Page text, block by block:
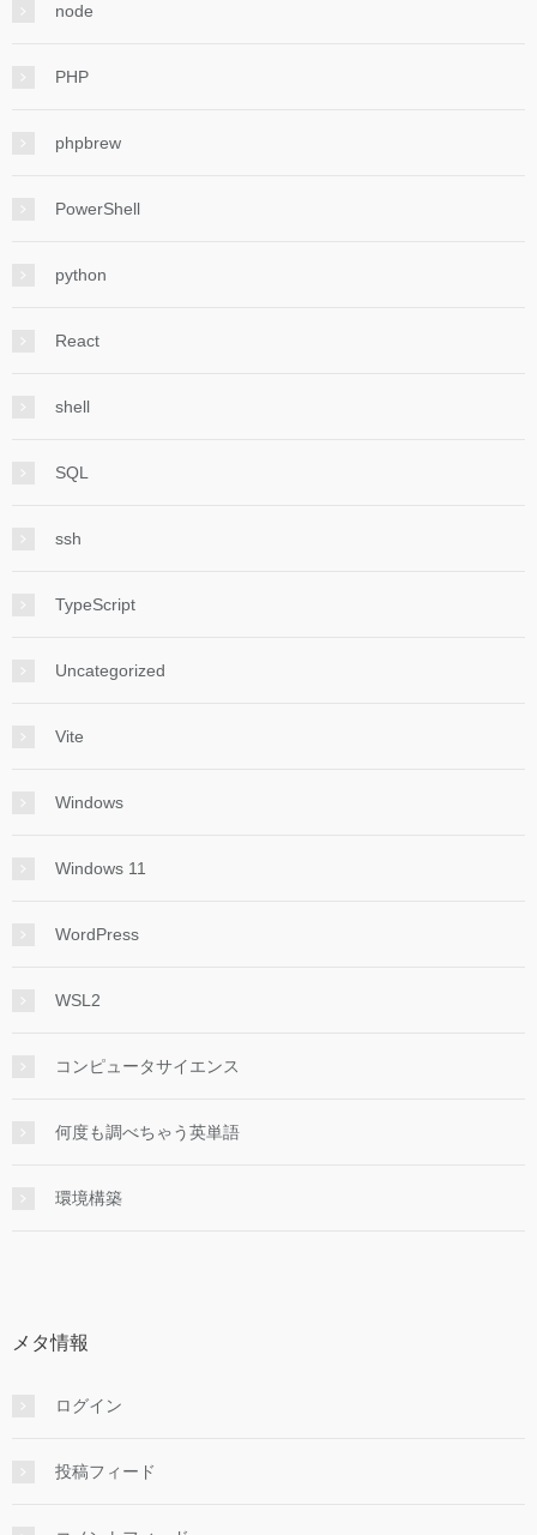
node
PHP
phpbrew
PowerShell
python
React
shell
SQL
ssh
TypeScript
Uncategorized
Vite
Windows
Windows 11
WordPress
WSL2
コンピュータサイエンス
何度も調べちゃう英単語
環境構築
メタ情報
ログイン
投稿フィード